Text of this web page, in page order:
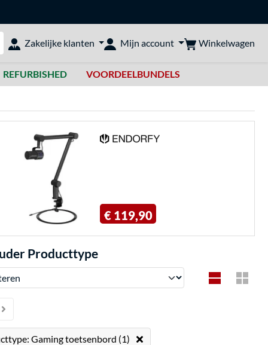
doorzoeken
Zakelijke klanten Mijn account Winkelwagen
REFURBISHED VOORDEELBUNDELS
€ 119,90
Producttype
Producttype: Gaming toetsenbord (1)